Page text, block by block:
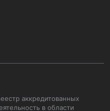
аккредитованных
в области